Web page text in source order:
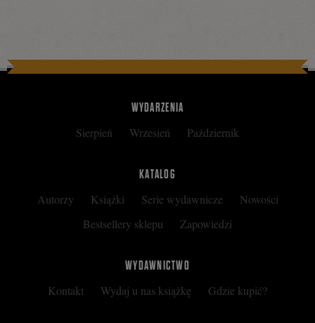
WYDARZENIA
Sierpień Wrzesień Październik
KATALOG
Autorzy Książki Serie wydawnicze
Nowości
Bestsellery sklepu
Zapowiedzi
WYDAWNICTWO
Kontakt Wydaj u nas książkę Gdzie kupić?